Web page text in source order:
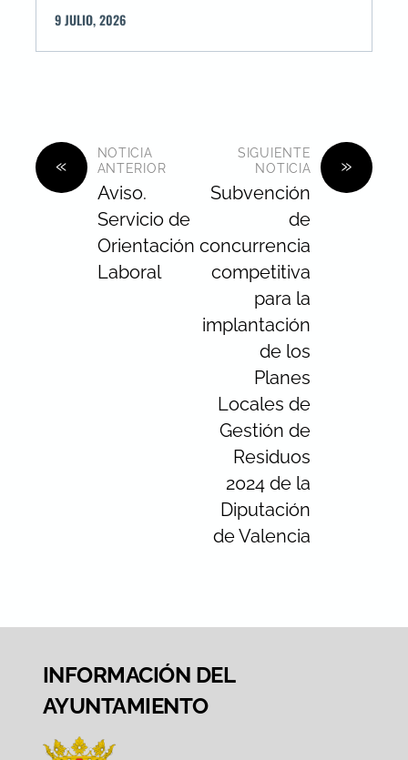
9 JULIO,2026
«
NOTICIA
ANTERIOR
Aviso.
Servicio de
Orientación
Laboral
»
SIGUIENTE
NOTICIA
Subvención
de
concurrencia
competitiva
para la
implantación
de los
Planes
Locales de
Gestión de
Residuos
2024 de la
Diputación
de Valencia
INFORMACIÓN DEL
AYUNTAMIENTO